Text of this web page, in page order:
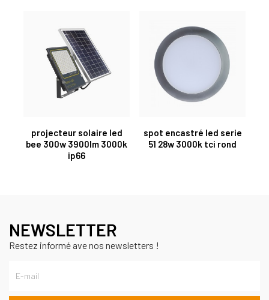
projecteur solaire led
bee 300w 3900lm 3000k
ip66
spot encastré led serie
51 28w 3000k tci rond
NEWSLETTER
Restez informé ave nos newsletters !